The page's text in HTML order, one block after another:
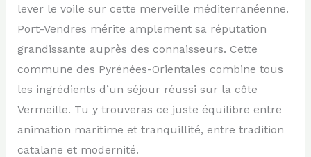
lever le voile sur cette merveille méditerranéenne.
Port-Vendres mérite amplement sa réputation
grandissante auprès des connaisseurs. Cette
commune des Pyrénées-Orientales combine tous
les ingrédients d’un séjour réussi sur la côte
Vermeille. Tu y trouveras ce juste équilibre entre
animation maritime et tranquillité, entre tradition
catalane et modernité.